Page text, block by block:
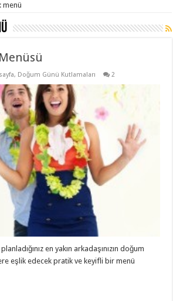
menü
, Doğum Günü Kutlamaları 2
en yakın arkadaşınızın doğum
eşlik edecek pratik ve keyifli bir menü